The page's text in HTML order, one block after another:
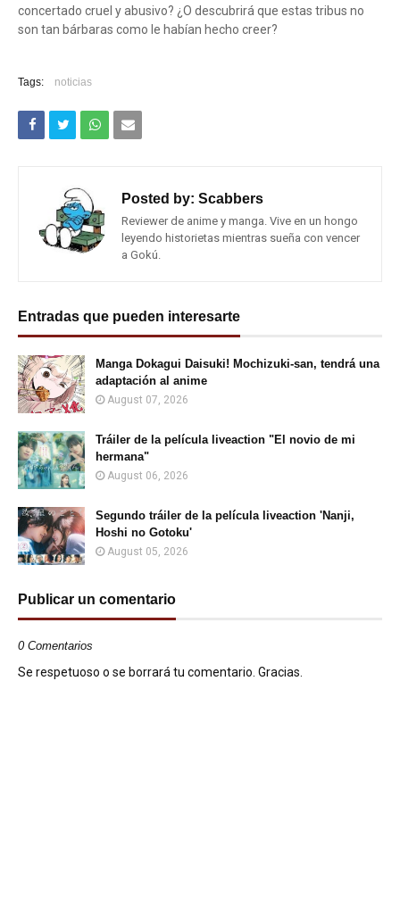
concertado cruel y abusivo? ¿O descubrirá que estas tribus no
son tan bárbaras como le habían hecho creer?
Tags: noticias
Posted by: Scabbers
Reviewer de anime y manga. Vive en un hongo
leyendo historietas mientras sueña con vencer
a Gokú.
Entradas que pueden interesarte
Manga Dokagui Daisuki! Mochizuki-san, tendrá una
adaptación al anime
August 07, 2026
Tráiler de la película liveaction "El novio de mi
hermana"
August 06, 2026
Segundo tráiler de la película liveaction 'Nanji,
Hoshi no Gotoku'
August 05, 2026
Publicar un comentario
0 Comentarios
Se respetuoso o se borrará tu comentario. Gracias.